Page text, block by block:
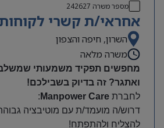
מספר משרה 242627
אחראי/ת קשרי
השרון, חיפה והצפון
משרה מלאה
מחפשים תפקיד משמעותי
ואתגר? זה בדיוק בשבילכם!
לחברת Manpower Care
:
דרוש/ה מועמד/ת עם מוטיבציה גבוהה
להצליח ולהתפתח!